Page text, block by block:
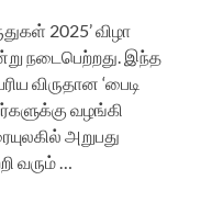
2025’ விழா
நடைபெற்றது. இந்த
விருதான ‘பைடி
வழங்கி
அறுபது
வரும் …